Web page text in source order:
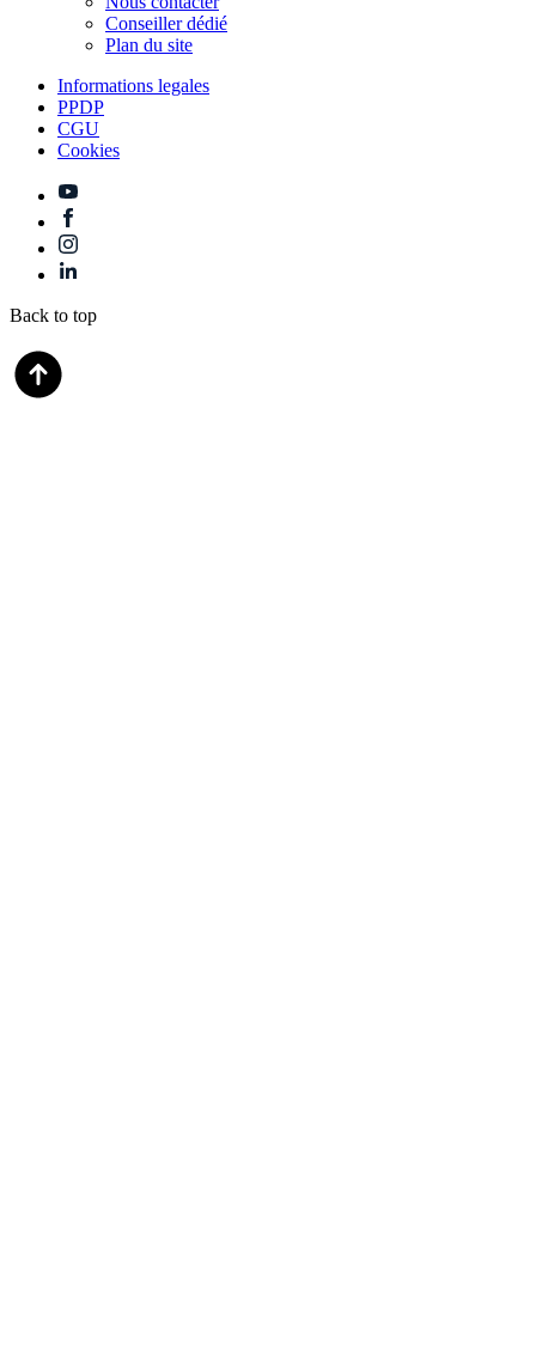
Conseiller dédié
Plan du site
Informations legales
PPDP
CGU
Cookies
Back to top